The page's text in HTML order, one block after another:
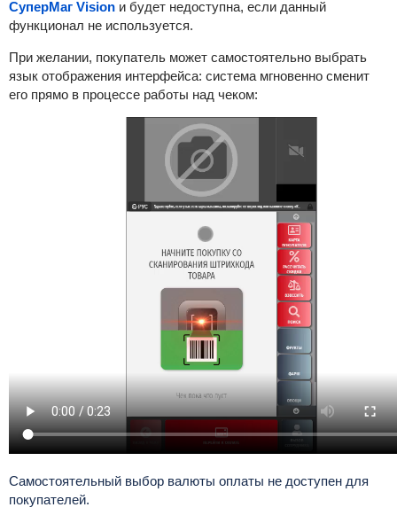
СуперМаг Visionи будет недоступна, если данный
функционал не используется.
При желании, покупатель может самостоятельно выбрать
язык отображения интерфейса: система мгновенно сменит
его прямо в процессе работы над чеком:
Самостоятельный выбор валюты оплаты не доступен для
покупателей.